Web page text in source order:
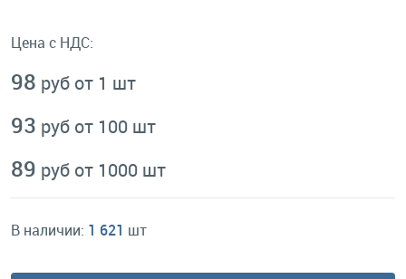
Цена с НДС:
98 руб от 1 шт
93 руб от 100 шт
89 руб от 1000 шт
В наличии: 1 621 шт